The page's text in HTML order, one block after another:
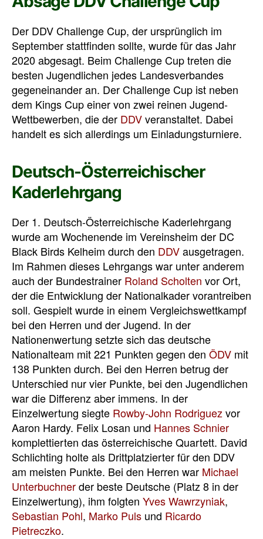
Der DDV Challenge Cup, der ursprünglich im
September stattfinden sollte, wurde für das Jahr
2020 abgesagt. Beim Challenge Cup treten die
besten Jugendlichen jedes Landesverbandes
gegeneinander an. Der Challenge Cup ist neben
dem Kings Cup einer von zwei reinen Jugend-
Wettbewerben, die der DDVveranstaltet. Dabei
handelt es sich allerdings um Einladungsturniere.
Deutsch-Österreichischer
Kaderlehrgang
Der 1. Deutsch-Österreichische Kaderlehrgang
wurde am Wochenende im Vereinsheim der DC
Black Birds Kelheim durch den DDVausgetragen.
Im Rahmen dieses Lehrgangs war unter anderem
auch der Bundestrainer Roland Scholten vor Ort,
der die Entwicklung der Nationalkader vorantreiben
soll. Gespielt wurde in einem Vergleichswettkampf
bei den Herren und der Jugend. In der
Nationenwertung setzte sich das deutsche
Nationalteam mit 221 Punkten gegen den ÖDV mit
138 Punkten durch. Bei den Herren betrug der
Unterschied nur vier Punkte, bei den Jugendlichen
war die Differenz aber immens. In der
Einzelwertung siegte Rowby-John Rodriguezvor
Aaron Hardy. Felix Losan und Hannes Schnier
komplettierten das österreichische Quartett. David
Schlichting holte als Drittplatzierter für den DDV
am meisten Punkte. Bei den Herren war Michael
Unterbuchnerder beste Deutsche (Platz 8 in der
Einzelwertung), ihm folgten Yves Wawrzyniak,
Sebastian Pohl, Marko Puls und Ricardo
Pietreczko.